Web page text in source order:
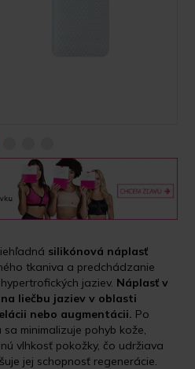
silikónová náplasť
tkaniva a predchádzanie
jaziev. Náplasť v
liečbu jaziev v oblasti
nebo augmentácii. Po
minimalizuje pohyb kože,
vlhkosť pokožky, čo udržiava
jej schopnosť regenerácie.